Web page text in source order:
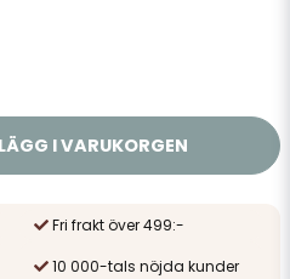
LÄGG I VARUKORGEN
Fri frakt över 499:-
10 000-tals nöjda kunder